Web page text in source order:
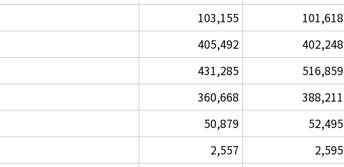
103,155 101,618
405,492 402,248
431,285 516,859
360,668 388,211
50,879 52,495
2,557 2,595